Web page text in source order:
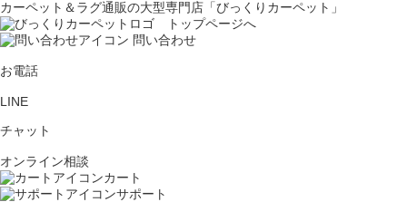
カーペット＆ラグ通販の大型専門店「びっくりカーペット」
問い合わせ
お電話
LINE
チャット
オンライン相談
カート
サポート